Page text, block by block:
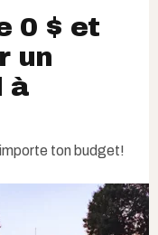
0 $ et
un
à
ton budget!